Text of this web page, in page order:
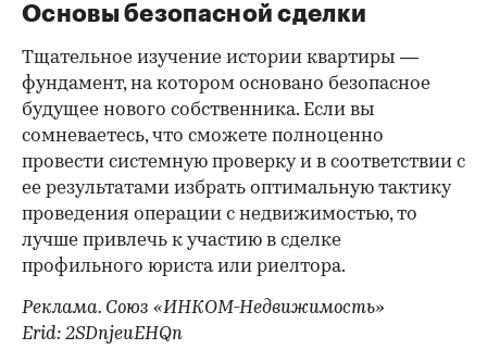
Основы безопасной сделки
Тщательное изучение истории квартиры —
фундамент, на котором основано безопасное
будущее нового собственника. Если вы
сомневаетесь, что сможете полноценно
провести системную проверку и в соответствии с
ее результатами избрать оптимальную тактику
проведения операции с недвижимостью, то
лучше привлечь к участию в сделке
профильного юриста или риелтора.
Реклама. Союз «ИНКОМ-Недвижимость»
Erid: 2SDnjeuEHQn